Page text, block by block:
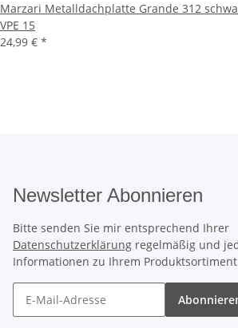
Marzari Metalldachplatte Grande 312
VPE 15
24,99 € *
Newsletter Abonnieren
Bitte senden Sie mir entsprechend Ihrer
Datenschutzerklärung regelmäßig und
Informationen zu Ihrem